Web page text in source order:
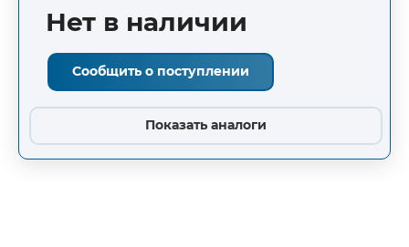
Нет в наличии
Сообщить о поступлении
Показать аналоги